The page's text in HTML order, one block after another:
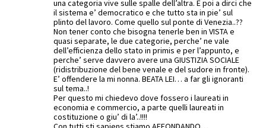
una categoria vive sulle spalle dell’altra. E poi a dirci che
il sistema e’ democratico e che tutto sta in pie’ sul
plinto del lavoro. Come quello sul ponte di Venezia..??
Non tener conto che bisogna tenerle ben in VISTA e
quasi separate, le due categorie, perche’ ne vale
dell’efficienza dello stato in primis e per l’appunto, e
perche’ serve davvero avere una GIUSTIZIA SOCIALE
(ridistribuzione del bene venale e del sudore in fronte).
E’ offendere la mi nonna. BEATA LEI… a far gli ignoranti
sul tema..!
Per questo mi chiedevo dove fossero i laureati in
economia e commercio, a parte quelli laureati in
costituzione o giu’ di la’..!!!!